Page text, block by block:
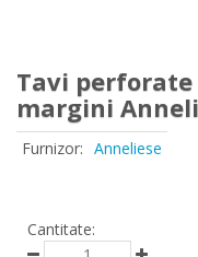
Tavi perforate
margini
Furnizor: Anneliese
Cantitate: